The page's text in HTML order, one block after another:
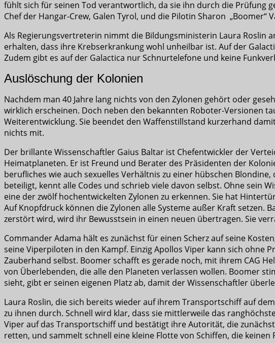
fühlt sich für seinen Tod verantwortlich, da sie ihn durch die Prüfung
Chef der Hangar-Crew, Galen Tyrol, und die Pilotin Sharon „Boomer“
Als Regierungsvertreterin nimmt die Bildungsministerin Laura Roslin
erhalten, dass ihre Krebserkrankung wohl unheilbar ist. Auf der
Zudem gibt es auf der Galactica nur Schnurtelefone und keine
Auslöschung der Kolonien
Nachdem man 40 Jahre lang nichts von den Zylonen gehört oder
wirklich erscheinen. Doch neben den bekannten Roboter-Versionen
Weiterentwicklung. Sie beendet den Waffenstillstand kurzerhand
nichts mit.
Der brillante Wissenschaftler Gaius Baltar ist Chefentwickler der
Heimatplaneten. Er ist Freund und Berater des Präsidenten der
berufliches wie auch sexuelles Verhältnis zu einer hübschen
beteiligt, kennt alle Codes und schrieb viele davon selbst. Ohne sein
eine der zwölf hochentwickelten Zylonen zu erkennen. Sie hat
Auf Knopfdruck können die Zylonen alle Systeme außer Kraft
zerstört wird, wird ihr Bewusstsein in einen neuen übertragen. Sie
Commander Adama hält es zunächst für einen Scherz auf seine
seine Viperpiloten in den Kampf. Einzig Apollos Viper kann sich ohne
Zauberhand selbst. Boomer schafft es gerade noch, mit ihrem CAG
von Überlebenden, die alle den Planeten verlassen wollen. Boomer
sieht, gibt er seinen eigenen Platz ab, damit der Wissenschaftler
Laura Roslin, die sich bereits wieder auf ihrem Transportschiff auf
zu ihnen durch. Schnell wird klar, dass sie mittlerweile das
Viper auf das Transportschiff und bestätigt ihre Autorität, die
retten, und sammelt schnell eine kleine Flotte von Schiffen, die